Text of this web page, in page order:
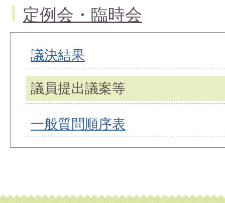
定例会・臨時会
議決結果
議員提出議案等
一般質問順序表